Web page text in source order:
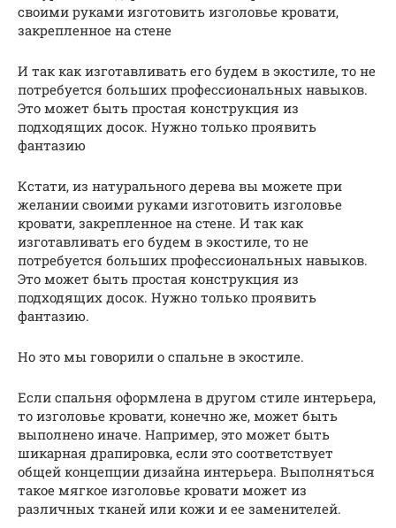
своими руками изготовить изголовье кровати,
закрепленное на стене
И так как изготавливать его будем в экостиле, то не
потребуется больших профессиональных навыков.
Это может быть простая конструкция из
подходящих досок. Нужно только проявить
фантазию
Кстати, из натурального дерева вы можете при
желании своими руками изготовить изголовье
кровати, закрепленное на стене. И так как
изготавливать его будем в экостиле, то не
потребуется больших профессиональных навыков.
Это может быть простая конструкция из
подходящих досок. Нужно только проявить
фантазию.
Но это мы говорили о спальне в экостиле.
Если спальня оформлена в другом стиле интерьера,
то изголовье кровати, конечно же, может быть
выполнено иначе. Например, это может быть
шикарная драпировка, если это соответствует
общей концепции дизайна интерьера. Выполняться
такое мягкое изголовье кровати может из
различных тканей или кожи и ее заменителей.